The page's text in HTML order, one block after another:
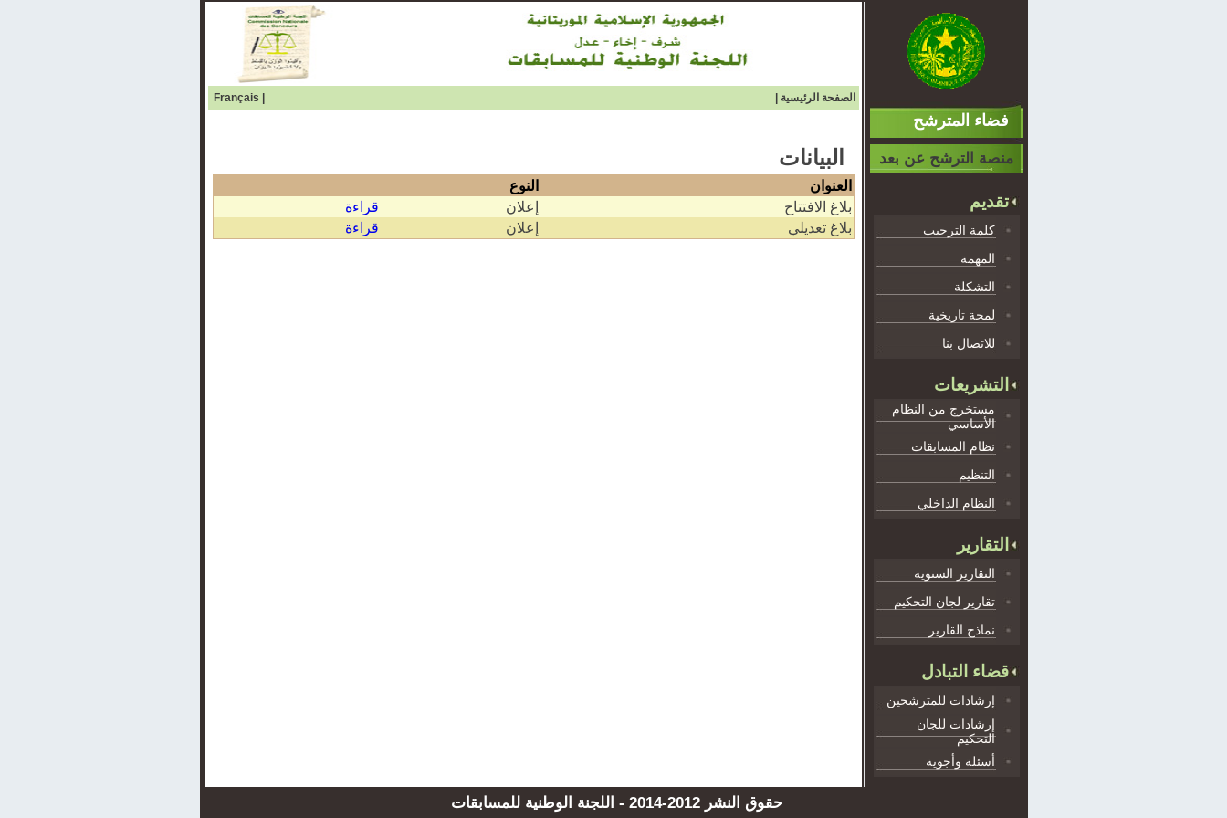
Français الصفحة الرئيسية
البيانات
النوع
العنوان
قراءة
إعلان
بلاغ الافتتاح
قراءة
إعلان بلاغ تعديلي
منصة الترشح عن بعد
تقديم
كلمة الترحيب
المهمة
التشكلة
لمحة تاريخية
للاتصال بنا
التشريعات
مستخرج من النظام
الأساسي
نظام المسابقات
التنظيم
النظام الداخلي
التقارير
التقارير السنوية
تقارير لجان التحكيم
نماذج القارير
قضاء التبادل
إرشادات للمترشحين
إرشادات للجان
التحكيم
أسئلة وأجوية
حقوق النشر 2012-2014 - اللجنة الوطنية للمسابقات